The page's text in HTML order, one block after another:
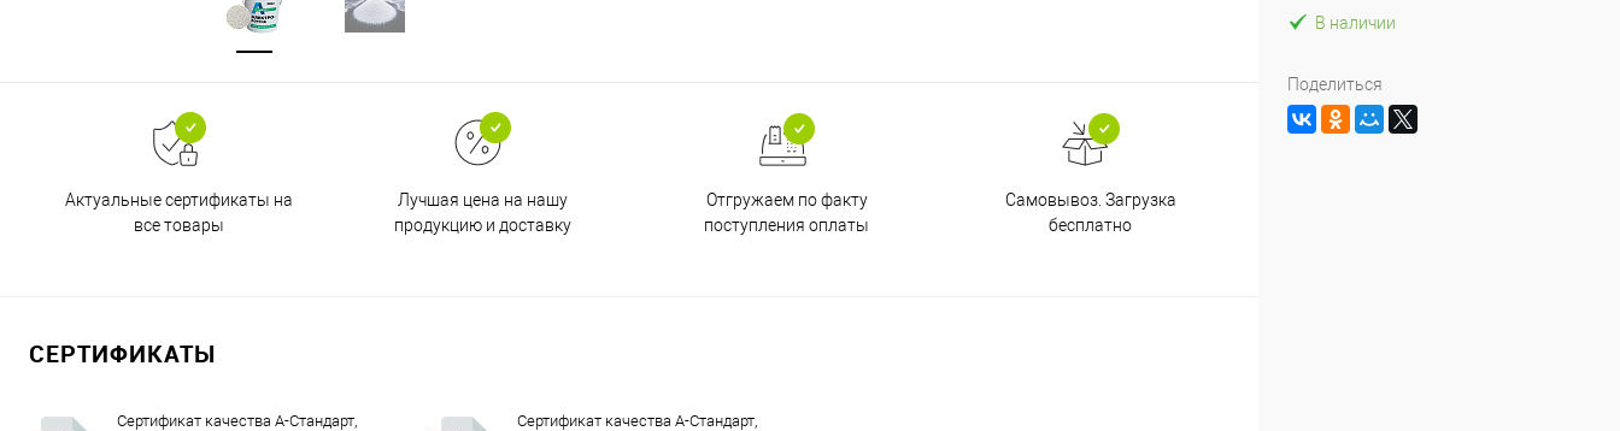
Актуальные сертификаты на
все товары
Лучшая цена на нашу
продукцию и доставку
Отгружаем по факту
поступления оплаты
Самовывоз. Загрузка
бесплатно
СЕРТИФИКАТЫ
Сертификат качества А-Стандарт,
Сертификат качества А-Стандарт,
В наличии
Поделиться